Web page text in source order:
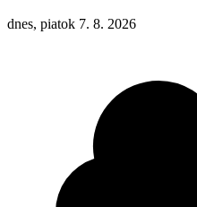
dnes, piatok 7. 8. 2026